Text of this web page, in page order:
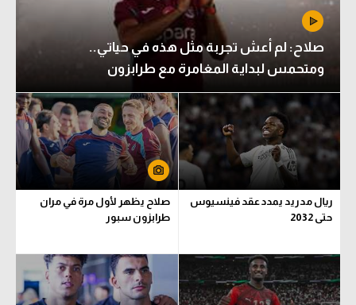
صلاح: لم أعش تجربة مثل هذه في حياتي..
ومتحمس لبداية المغامرة مع طرابزون
ريال مدريد يمدد عقد فينسيوس
حتى 2032
صلاح يظهر لأول مرة في مران
طرابزون سبور